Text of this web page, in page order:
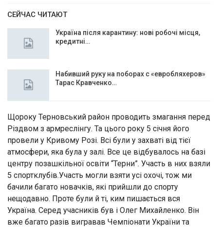
СЕЙЧАС ЧИТАЮТ
Україна після карантину: нові робочі місця,
кредитні…
Набивший руку на поборах с «евробляхеров»
Тарас Кравченко…
Щороку Терновський район проводить змагання перед
Різдвом з армреслінгу. Та цього року 5 січня його
провели у Кривому Розі. Всі були у захваті від тієї
атмосфери, яка була у залі. Все це відбувалось на базі
центру позашкільної освіти “Терни”. Участь в них взяли
5 спортклубів.Участь могли взяти усі охочі, тож ми
бачили багато новачків, які прийшли до спорту
нещодавно. Проте були й ті, ким пишається вся
Україна. Серед учасників був і Олег Михайленко. Він
вже багато разів вигравав Чемпіонати України та